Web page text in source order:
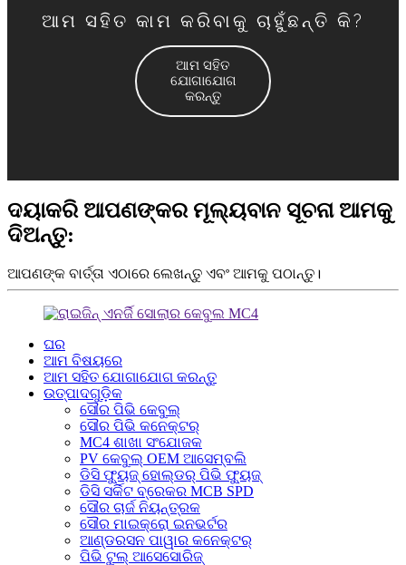
ଆମ ସହିତ କାମ କରିବାକୁ ଚାହୁଁଛନ୍ତି କି?
ଆମ ସହିତ
ଯୋଗାଯୋଗ
କରନ୍ତୁ
ଦୟାକରି ଆପଣଙ୍କର ମୂଲ୍ୟବାନ ସୂଚନା ଆମକୁ
ଦିଅନ୍ତୁ:
ଆପଣଙ୍କ ବାର୍ତ୍ତା ଏଠାରେ ଲେଖନ୍ତୁ ଏବଂ ଆମକୁ ପଠାନ୍ତୁ।
ଘର
ଆମ ବିଷୟରେ
ଆମ ସହିତ ଯୋଗାଯୋଗ କରନ୍ତୁ
ଉତ୍ପାଦଗୁଡ଼ିକ
ସୌର ପିଭି କେବୁଲ୍
ସୌର ପିଭି କନେକ୍ଟର୍
MC4 ଶାଖା ସଂଯୋଜକ
PV କେବୁଲ୍ OEM ଆସେମ୍ବଲି
ଡିସି ଫ୍ୟୁଜ୍ ହୋଲ୍ଡର୍ ପିଭି ଫ୍ୟୁଜ୍
ଡିସି ସର୍କିଟ ବ୍ରେକର MCB SPD
ସୌର ଚାର୍ଜ ନିୟନ୍ତ୍ରକ
ସୌର ମାଇକ୍ରୋ ଇନଭର୍ଟର
ଆଣ୍ଡରସନ ପାୱାର କନେକ୍ଟର୍
ପିଭି ଟୁଲ୍ ଆସେସୋରିଜ୍